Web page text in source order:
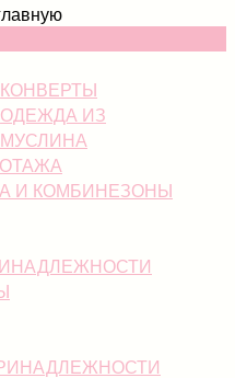
КОНВЕРТЫ
ОДЕЖДА ИЗ
МУСЛИНА
И КОМБИНЕЗОНЫ